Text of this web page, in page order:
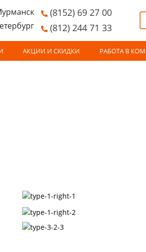
(8152) 69 27 00
(812) 244 71 33
АКЦИИ И СКИДКИ РАБОТА В